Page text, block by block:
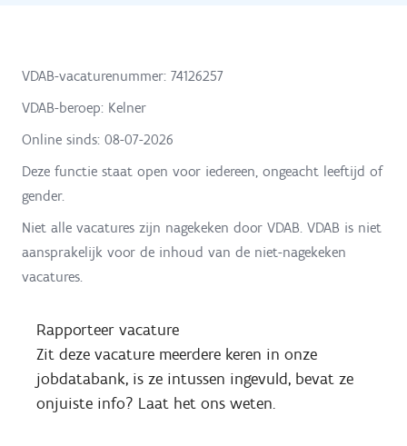
VDAB-vacaturenummer: 74126257
VDAB-beroep: Kelner
Online sinds: 08-07-2026
Deze functie staat open voor iedereen, ongeacht leeftijd of
gender.
Niet alle vacatures zijn nagekeken door VDAB. VDAB is niet
aansprakelijk voor de inhoud van de niet-nagekeken
vacatures.
Rapporteer vacature
Zit deze vacature meerdere keren in onze
jobdatabank, is ze intussen ingevuld, bevat ze
onjuiste info? Laat het ons weten.